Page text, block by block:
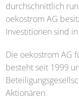
durchschnittlich
oekostrom AG
Investitionen sind
Die oekostrom AG
besteht seit 1999
Aktionären.